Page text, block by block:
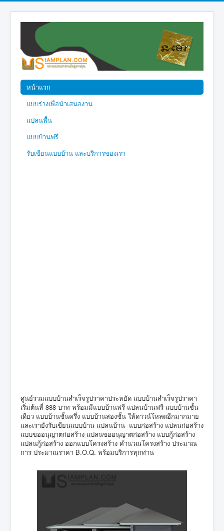
หน้าแรก
แบบร่างเพื่อนำเสนองาน
แปลนพื้น
แบบบ้านฟรี
รับเขียนแบบบ้าน และบริการของเรา
ศูนย์รวมแบบบ้านสำเร็จรูปราคาประหยัด แบบบ้านสำเร็จรูปราคา
เริ่มต้นที่ 888 บาท พร้อมมีแบบบ้านฟรี แปลนบ้านฟรี แบบบ้านชั้น
เดียว แบบบ้านชั้นครึ่ง แบบบ้านสองชั้น ให้ดาวน์โหลดอีกมากมาย
และเรายังรับเขียนแบบบ้าน แปลนบ้าน แบบก่อสร้าง แปลนก่อสร้าง
แบบขออนุญาตก่อสร้าง แปลนขออนุญาตก่อสร้าง แบบกู้ก่อสร้าง
แปลนกู้ก่อสร้าง ออกแบบโครงสร้าง คำนวณโครงสร้าง ประมาณ
การ ประมาณราคา B.O.Q. พร้อมบริการทุกท่าน